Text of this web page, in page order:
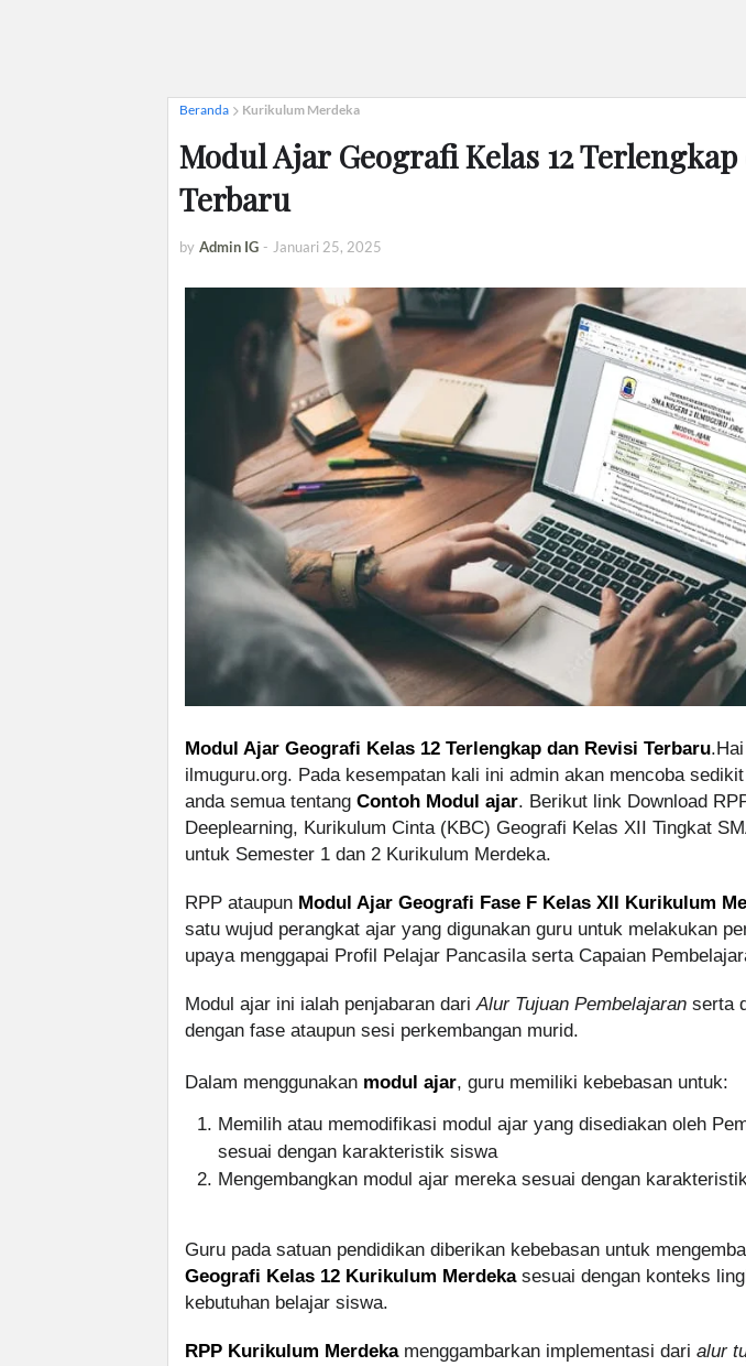
Beranda Kurikulum Merdeka
Modul Ajar Geografi Kelas 12
Terbaru
by Admin IG - Januari 25, 2025
Modul Ajar Geografi Kelas 12 Terlengkap dan Revisi Terbaru
ilmuguru.org. Pada kesempatan kali ini admin akan mencoba
anda semua tentang Contoh Modul ajar. Berikut link Download
Deeplearning, Kurikulum Cinta (KBC) Geografi Kelas XII Tingkat
untuk Semester 1 dan 2 Kurikulum Merdeka.
RPP ataupun Modul Ajar Geografi Fase F Kelas XII Kurikulum
satu wujud perangkat ajar yang digunakan guru untuk melakukan
upaya menggapai Profil Pelajar Pancasila serta Capaian
Modul ajar ini ialah penjabaran dariAlur Tujuan Pembelajaran serta
dengan fase ataupun sesi perkembangan murid.
Dalam menggunakan modul ajar, guru memiliki kebebasan untuk:
Memilih atau memodifikasi modul ajar yang disediakan oleh
sesuai dengan karakteristik siswa
Mengembangkan modul ajar mereka sesuai dengan
Guru pada satuan pendidikan diberikan kebebasan untuk
Geografi Kelas 12 Kurikulum Merdekasesuai dengan konteks
kebutuhan belajar siswa.
RPP Kurikulum Merdekamenggambarkan implementasi dari alur